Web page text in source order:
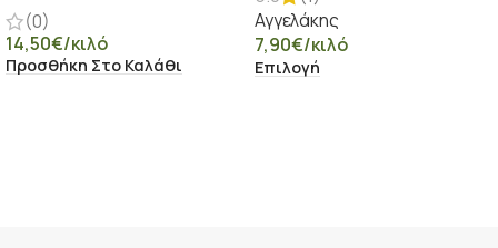
(0)
14,50€/κιλό
Προσθήκη Στο Καλάθι
Αγγελάκης
7,90€/κιλό
Επιλογή